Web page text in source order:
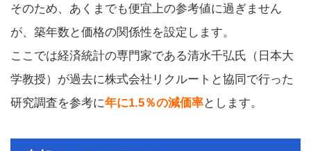
そのため、あくまでも便宜上の参考値に過ぎません
が、築年数と価格の関係性を設定します。
ここでは経済統計の専門家である清水千弘氏（日本大
学教授）が過去に株式会社リクルートと協同で行った
研究調査を参考に年に1.5％の減価率とします。